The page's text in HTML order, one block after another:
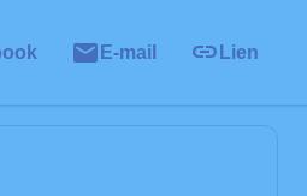
E-mail Lien